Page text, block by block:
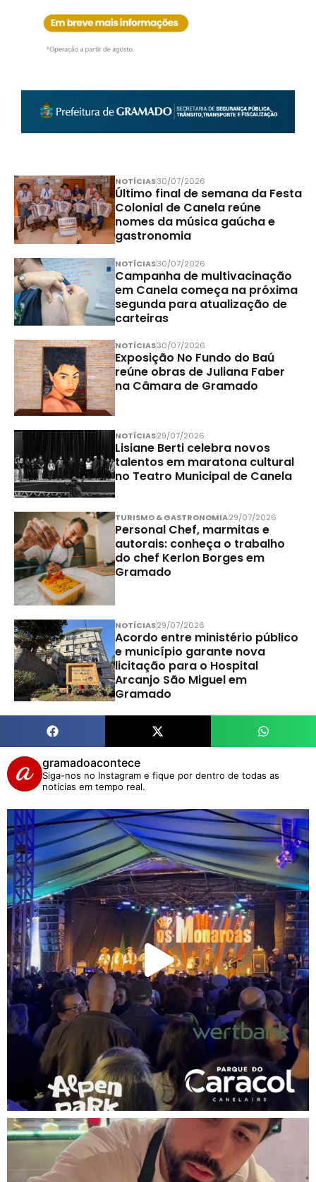
NOTÍCIAS30/07/2026
Último final de semana da Festa
Colonial de Canela reúne
nomes da música gaúcha e
gastronomia
NOTÍCIAS30/07/2026
Campanha de multivacinação
em Canela começa na próxima
segunda para atualização de
carteiras
NOTÍCIAS30/07/2026
Exposição No Fundo do Baú
reúne obras de Juliana Faber
na Câmara de Gramado
NOTÍCIAS29/07/2026
Lisiane Berti celebra novos
talentos em maratona cultural
no Teatro Municipal de Canela
TURISMO & GASTRONOMIA29/07/2026
Personal Chef, marmitas e
autorais: conheça o trabalho
do chef Kerlon Borges em
Gramado
NOTÍCIAS29/07/2026
Acordo entre ministério público
e município garante nova
licitação para o Hospital
Arcanjo São Miguel em
Gramado
gramadoacontece
Siga-nos no Instagram e fique por dentro de todas as
notícias em tempo real.